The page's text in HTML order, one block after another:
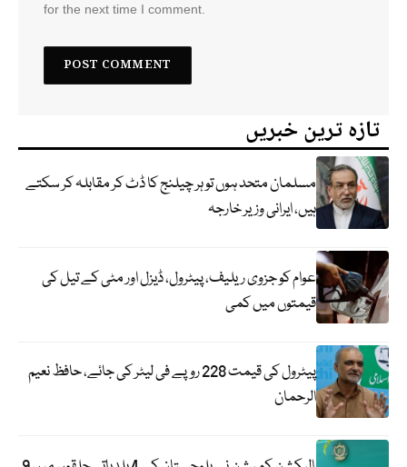
for the next time I comment.
تازہ ترین خبریں
مسلمان متحد ہوں تو ہر چیلنج کا ڈٹ کر مقابلہ کر سکتے
ہیں، ایرانی وزیر خارجہ
عوام کو جزوی ریلیف، پیٹرول، ڈیزل اور مٹی کے تیل کی
قیمتوں میں کمی
پیٹرول کی قیمت 228 روپے فی لیٹر کی جائے، حافظ نعیم
الرحمان